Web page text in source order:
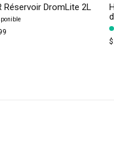
Réservoir DromLite 2L